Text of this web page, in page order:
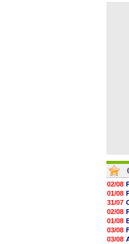
02/08
01/08
31/07
02/08
01/08
03/08
03/08